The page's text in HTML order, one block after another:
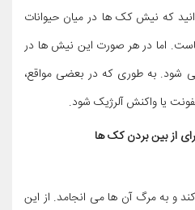
که نیش کک ها در میان حیوانات
اما در هر صورت این نیش ها در
شود. به طوری که در بعضی مواقع،
یا واکنش آلرژیک شود.
از بین بردن کک ها
و به مرگ آن ها می انجامد. از این